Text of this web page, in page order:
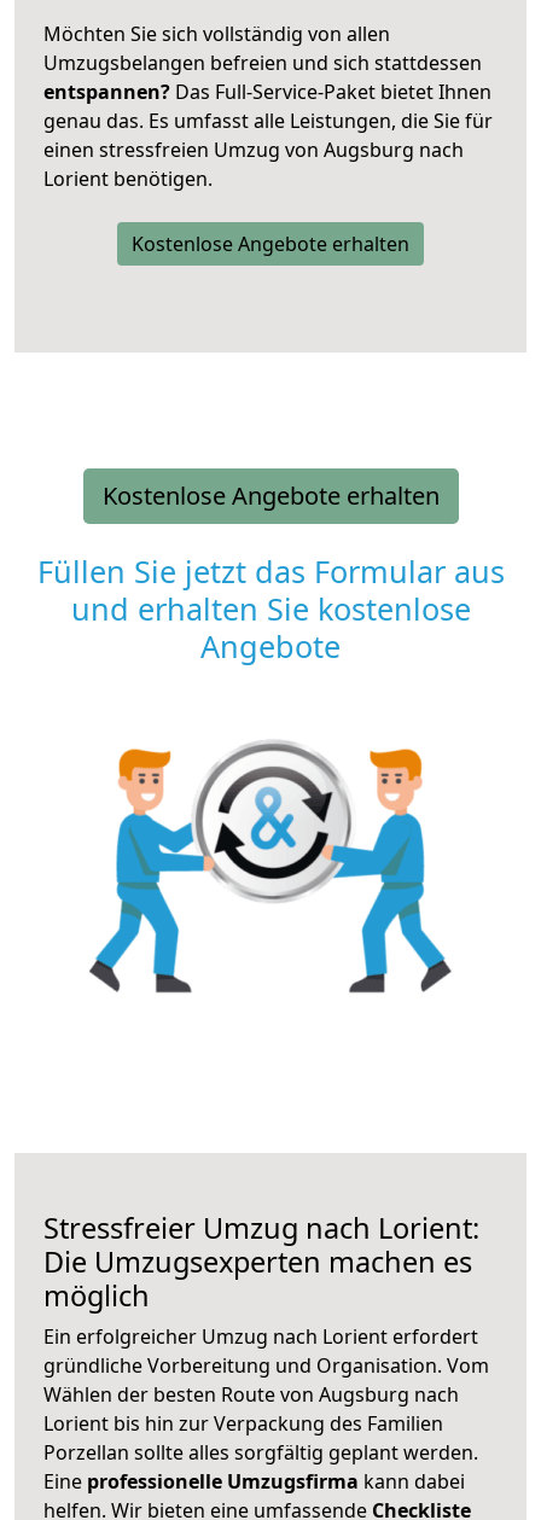
Möchten Sie sich vollständig von allen
Umzugsbelangen befreien und sich stattdessen
entspannen? Das Full-Service-Paket bietet Ihnen
genau das. Es umfasst alle Leistungen, die Sie für
einen stressfreien Umzug von Augsburg nach
Lorient benötigen.
Kostenlose Angebote erhalten
Kostenlose Angebote erhalten
Füllen Sie jetzt das Formular aus
und erhalten Sie kostenlose
Angebote
Stressfreier Umzug nach Lorient:
Die Umzugsexperten machen es
möglich
Ein erfolgreicher Umzug nach Lorient erfordert
gründliche Vorbereitung und Organisation. Vom
Wählen der besten Route von Augsburg nach
Lorient bis hin zur Verpackung des Familien
Porzellan sollte alles sorgfältig geplant werden.
Eine professionelle Umzugsfirma kann dabei
helfen. Wir bieten eine umfassende Checkliste